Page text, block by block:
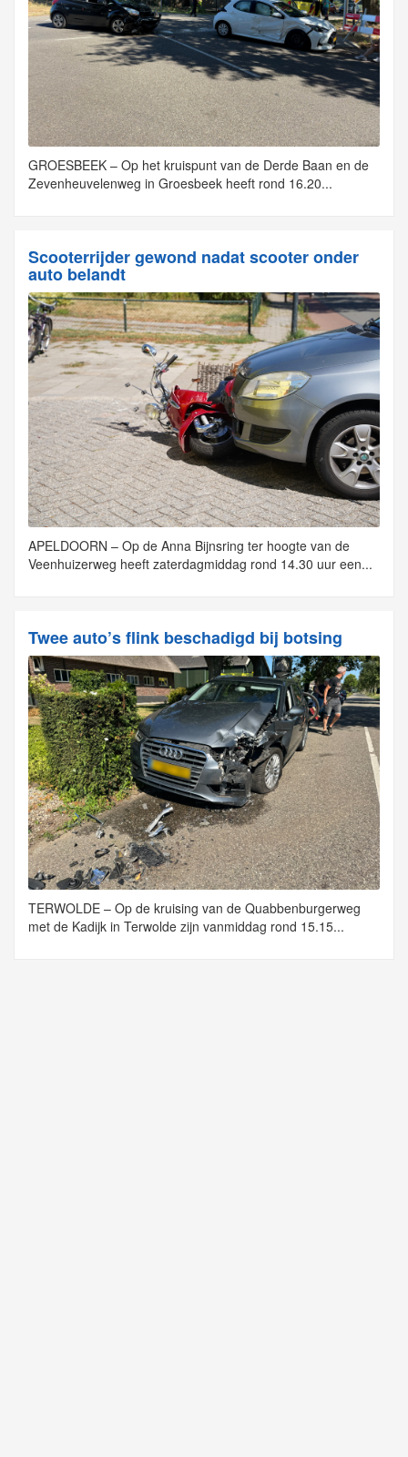
GROESBEEK – Op het kruispunt van de Derde Baan en de
Zevenheuvelenweg in Groesbeek heeft rond 16.20...
Scooterrijder gewond nadat scooter onder
auto belandt
APELDOORN – Op de Anna Bijnsring ter hoogte van de
Veenhuizerweg heeft zaterdagmiddag rond 14.30 uur een...
Twee auto’s flink beschadigd bij botsing
TERWOLDE – Op de kruising van de Quabbenburgerweg
met de Kadijk in Terwolde zijn vanmiddag rond 15.15...